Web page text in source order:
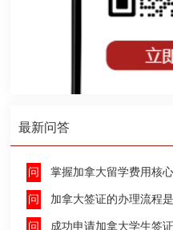
最新问答
掌握加拿大留学费用核心
加拿大签证的办理流程
成功申请加拿大学生签